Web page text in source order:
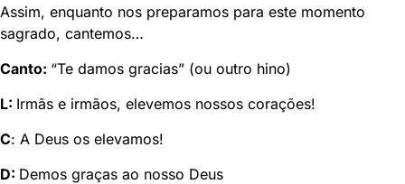
Assim, enquanto nos preparamos para este momento
sagrado, cantemos…
Canto: “Te damos gracias” (ou outro hino)
L: Irmãs e irmãos, elevemos nossos corações!
C: A Deus os elevamos!
D: Demos graças ao nosso Deus